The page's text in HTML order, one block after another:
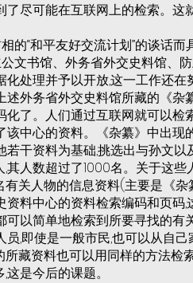
尽可能在互联网上的检索。这
的“和平友好交流计划”的谈话而
文书馆、外务省外交史料馆、
处理并予以开放,这一工作还
外务省外交史料馆所藏的《杂
了。人们通过互联网就可以检
中心的资料。《杂纂》中出现
干资料为基础,挑选出与孙文
人数超过了1000名。关于这些
关人物的信息资料(主要是《
料中心的资料检索编码和页码
以简单地检索到所要寻找的有
,即使是一般市民,也可以从自
藏资料也可以用同样的方法检
是今后的课题。